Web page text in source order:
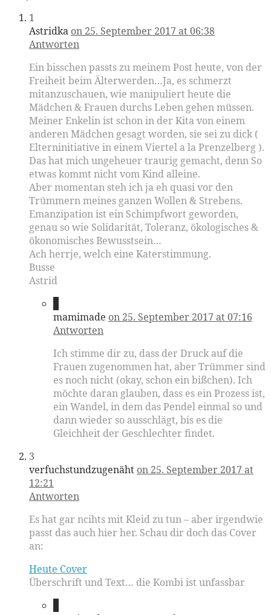
1
Astridka on 25. September 2017 at 06:38
Antworten
Ein bisschen passts zu meinem Post heute, von der
Freiheit beim Älterwerden…Ja, es schmerzt
mitanzuschauen, wie manipuliert heute die
Mädchen & Frauen durchs Leben gehen müssen.
Meiner Enkelin ist schon in der Kita von einem
anderen Mädchen gesagt worden, sie sei zu dick (
Elterninitiative in einem Viertel a la Prenzelberg ).
Das hat mich ungeheuer traurig gemacht, denn So
etwas kommt nicht vom Kind alleine.
Aber momentan steh ich ja eh quasi vor den
Trümmern meines ganzen Wollen & Strebens.
Emanzipation ist ein Schimpfwort geworden,
genau so wie Solidarität, Toleranz, ökologisches &
ökonomisches Bewusstsein…
Ach herrje, welch eine Katerstimmung.
Busse
Astrid
mamimade on 25. September 2017 at 07:16
Antworten
Ich stimme dir zu, dass der Druck auf die
Frauen zugenommen hat, aber Trümmer sind
es noch nicht (okay, schon ein bißchen). Ich
möchte daran glauben, dass es ein Prozess ist,
ein Wandel, in dem das Pendel einmal so und
dann wieder so ausschlägt, bis es die
Gleichheit der Geschlechter findet.
3
verfuchstundzugenäht on 25. September 2017 at
12:21
Antworten
Es hat gar ncihts mit Kleid zu tun – aber irgendwie
passt das auch hier her. Schau dir doch das Cover
an:
Heute Cover
Überschrift und Text… die Kombi ist unfassbar